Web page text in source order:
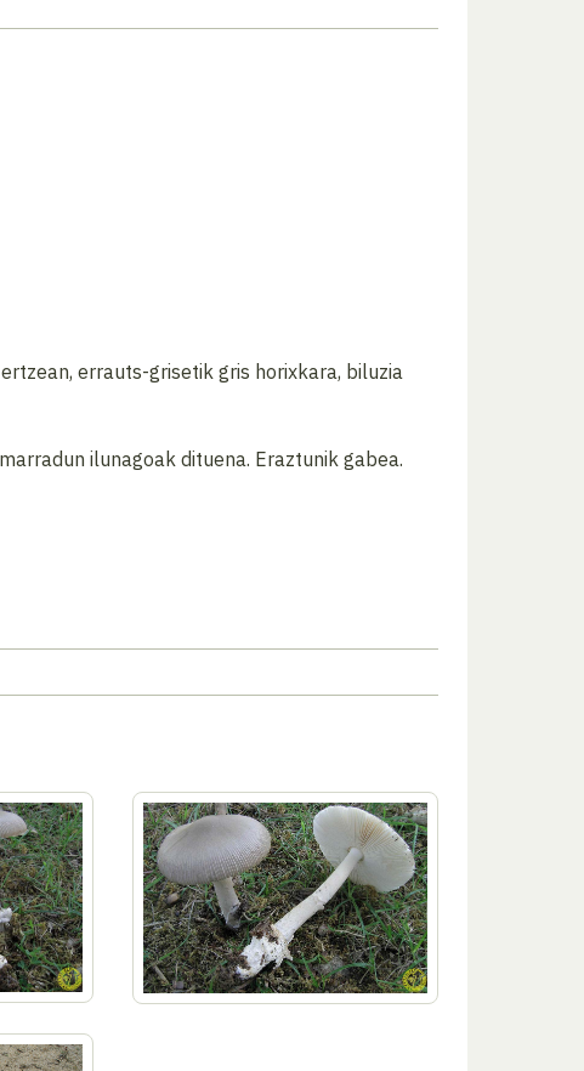
errauts-grisetik gris horixkara, biluzia
ilunagoak dituena. Eraztunik gabea.